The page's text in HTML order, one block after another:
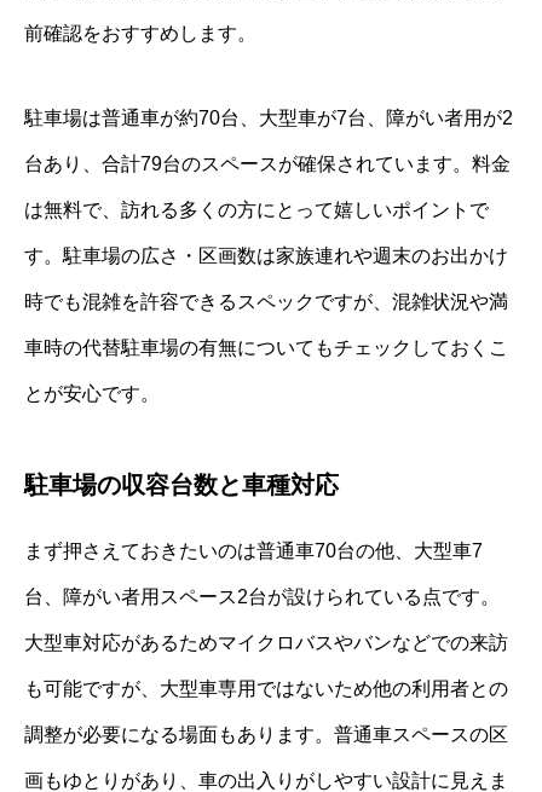
前確認をおすすめします。
駐車場は普通車が約70台、大型車が7台、障がい者用が2
台あり、合計79台のスペースが確保されています。料金
は無料で、訪れる多くの方にとって嬉しいポイントで
す。駐車場の広さ・区画数は家族連れや週末のお出かけ
時でも混雑を許容できるスペックですが、混雑状況や満
車時の代替駐車場の有無についてもチェックしておくこ
とが安心です。
駐車場の収容台数と車種対応
まず押さえておきたいのは普通車70台の他、大型車7
台、障がい者用スペース2台が設けられている点です。
大型車対応があるためマイクロバスやバンなどでの来訪
も可能ですが、大型車専用ではないため他の利用者との
調整が必要になる場面もあります。普通車スペースの区
画もゆとりがあり、車の出入りがしやすい設計に見えま